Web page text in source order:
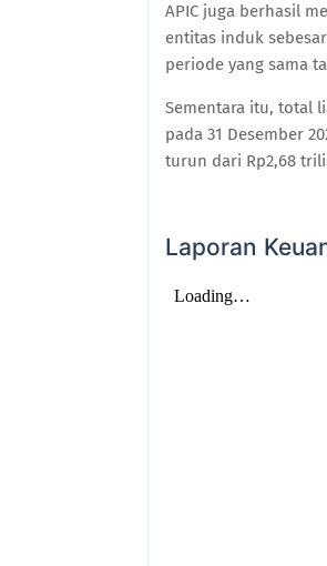
APIC juga berhasil
entitas induk
periode yang sama
Sementara itu, total
pada 31 Desember
turun dari Rp2,68
Laporan